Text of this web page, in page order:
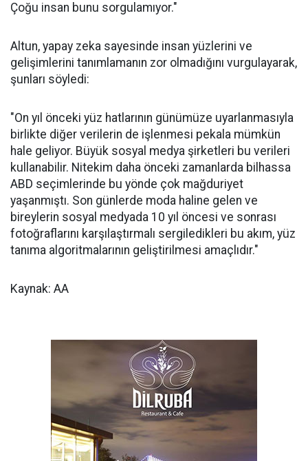
Çoğu insan bunu sorgulamıyor."
Altun, yapay zeka sayesinde insan yüzlerini ve
gelişimlerini tanımlamanın zor olmadığını vurgulayarak,
şunları söyledi:
"On yıl önceki yüz hatlarının günümüze uyarlanmasıyla
birlikte diğer verilerin de işlenmesi pekala mümkün
hale geliyor. Büyük sosyal medya şirketleri bu verileri
kullanabilir. Nitekim daha önceki zamanlarda bilhassa
ABD seçimlerinde bu yönde çok mağduriyet
yaşanmıştı. Son günlerde moda haline gelen ve
bireylerin sosyal medyada 10 yıl öncesi ve sonrası
fotoğraflarını karşılaştırmalı sergiledikleri bu akım, yüz
tanıma algoritmalarının geliştirilmesi amaçlıdır."
Kaynak: AA